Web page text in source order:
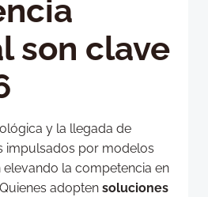
son clave
y la llegada de
impulsados por modelos
la competencia en
adopten soluciones